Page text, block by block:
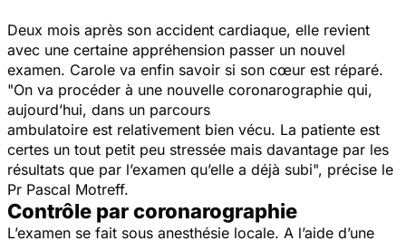
Deux mois après son accident cardiaque, elle revient
avec une certaine appréhension passer un nouvel
examen. Carole va enfin savoir si son cœur est réparé.
"On va procéder à une nouvelle coronarographie qui,
aujourd’hui, dans un parcours
ambulatoire est relativement bien vécu. La patiente est
certes un tout petit peu stressée mais davantage par les
résultats que par l’examen qu’elle a déjà subi", précise le
Pr Pascal Motreff.
Contrôle par coronarographie
L’examen se fait sous anesthésie locale. A l’aide d’une